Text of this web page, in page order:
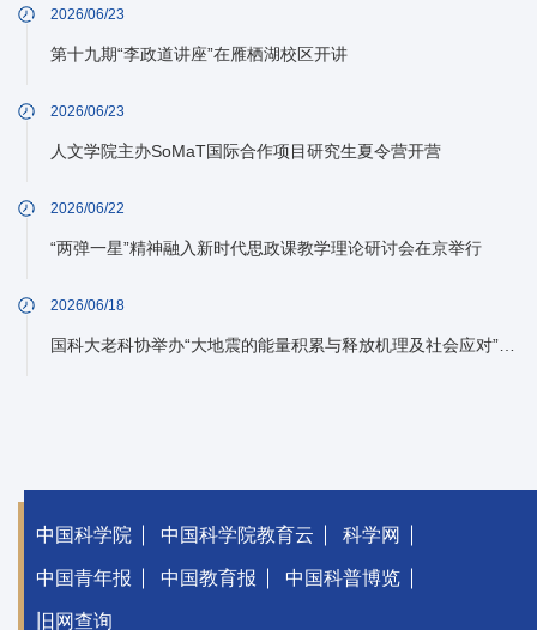
2026/06/23
第十九期“李政道讲座”在雁栖湖校区开讲
2026/06/23
人文学院主办SoMaT国际合作项目研究生夏令营开营
2026/06/22
“两弹一星”精神融入新时代思政课教学理论研讨会在京举行
2026/06/18
国科大老科协举办“大地震的能量积累与释放机理及社会应对”学术沙龙
中国科学院 中国科学院教育云 科学网
中国青年报 中国教育报 中国科普博览
旧网查询